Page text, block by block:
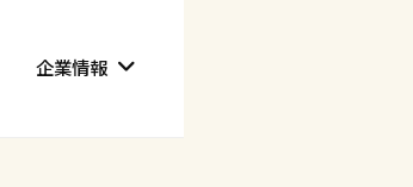
企業情報